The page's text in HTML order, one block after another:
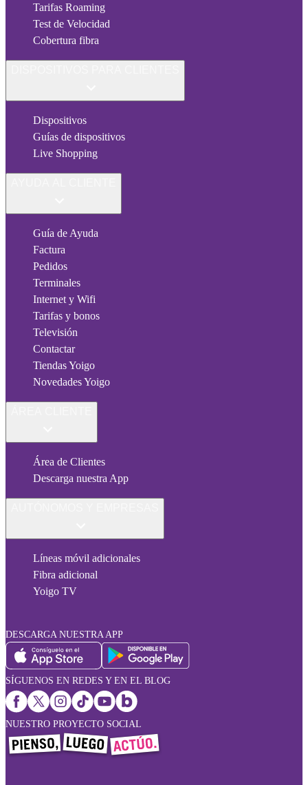
Tarifas Roaming
Test de Velocidad
Cobertura fibra
Dispositivos
Guías de dispositivos
Live Shopping
Guía de Ayuda
Factura
Pedidos
Terminales
Internet y Wifi
Tarifas y bonos
Televisión
Contactar
Tiendas Yoigo
Novedades Yoigo
Área de Clientes
Descarga nuestra App
Líneas móvil adicionales
Fibra adicional
Yoigo TV
DESCARGA NUESTRA APP
SÍGUENOS EN REDES Y EN EL BLOG
NUESTRO PROYECTO SOCIAL